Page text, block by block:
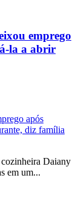
emprego
la a abrir
Daiany
em um...